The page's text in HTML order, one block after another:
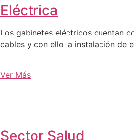
Eléctrica
Los gabinetes eléctricos cuentan
cables y con ello la instalación de
Ver Más
Sector Salud